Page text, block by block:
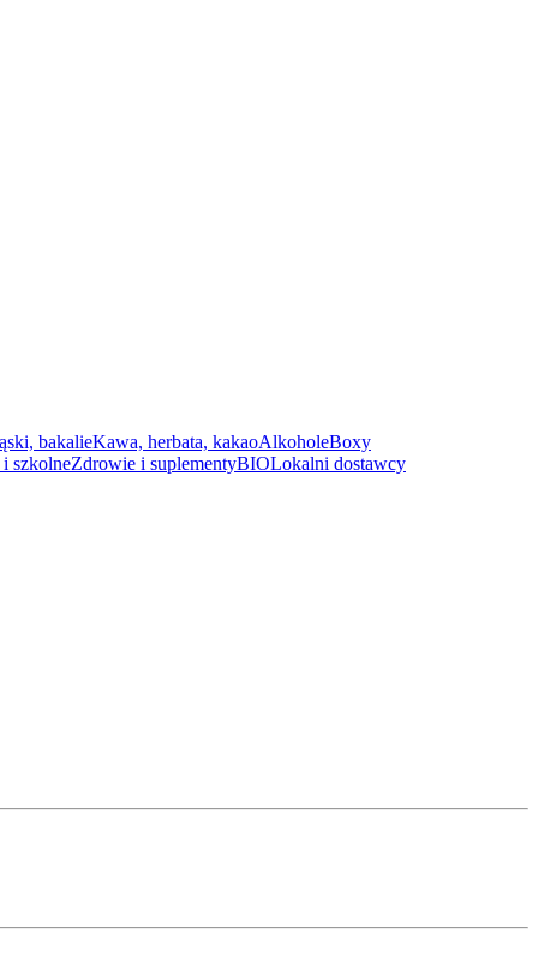
bakalieKawa, herbata, kakaoAlkoholeBoxy
szkolneZdrowie i suplementyBIOLokalni dostawcy